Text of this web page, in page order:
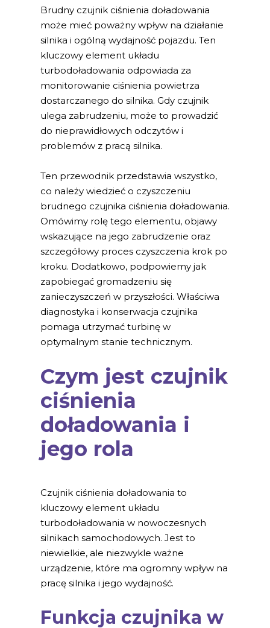
Brudny czujnik ciśnienia doładowania
może mieć poważny wpływ na działanie
silnika i ogólną wydajność pojazdu. Ten
kluczowy element układu
turbodoładowania odpowiada za
monitorowanie ciśnienia powietrza
dostarczanego do silnika. Gdy czujnik
ulega zabrudzeniu, może to prowadzić
do nieprawidłowych odczytów i
problemów z pracą silnika.
Ten przewodnik przedstawia wszystko,
co należy wiedzieć o czyszczeniu
brudnego czujnika ciśnienia doładowania.
Omówimy rolę tego elementu, objawy
wskazujące na jego zabrudzenie oraz
szczegółowy proces czyszczenia krok po
kroku. Dodatkowo, podpowiemy jak
zapobiegać gromadzeniu się
zanieczyszczeń w przyszłości. Właściwa
diagnostyka i konserwacja czujnika
pomaga utrzymać turbinę w
optymalnym stanie technicznym.
Czym jest czujnik
ciśnienia
doładowania i
jego rola
Czujnik ciśnienia doładowania to
kluczowy element układu
turbodoładowania w nowoczesnych
silnikach samochodowych. Jest to
niewielkie, ale niezwykle ważne
urządzenie, które ma ogromny wpływ na
pracę silnika i jego wydajność.
Funkcja czujnika w